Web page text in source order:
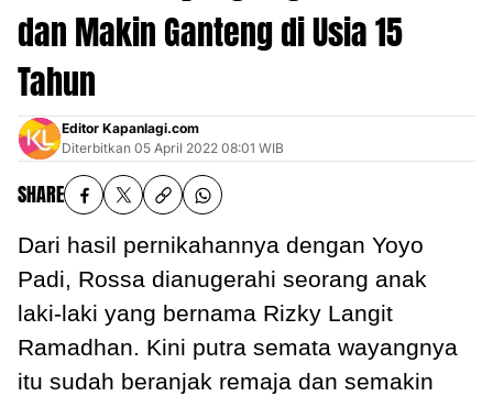
dan Makin Ganteng di Usia 15
Tahun
Editor Kapanlagi.com
Diterbitkan 05 April 2022 08:01 WIB
SHARE
Dari hasil pernikahannya dengan Yoyo
Padi, Rossa dianugerahi seorang anak
laki-laki yang bernama Rizky Langit
Ramadhan. Kini putra semata wayangnya
itu sudah beranjak remaja dan semakin